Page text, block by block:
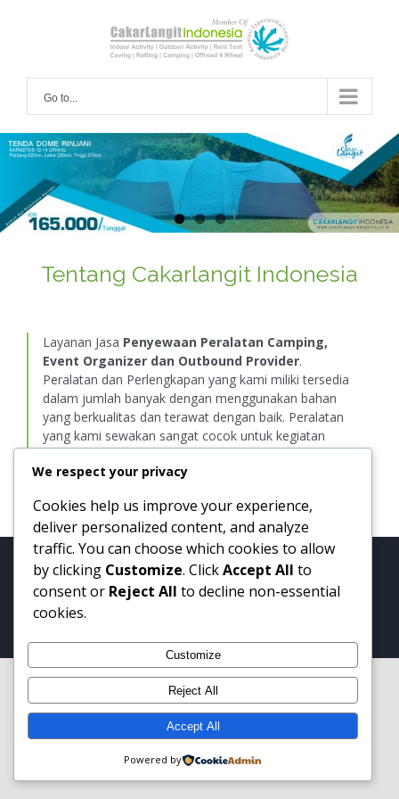
Go to...
Tentang Cakarlangit Indonesia
Layanan Jasa Penyewaan Peralatan Camping,
Event Organizer dan Outbound Provider.
Peralatan dan Perlengkapan yang kami miliki tersedia
dalam jumlah banyak dengan menggunakan bahan
yang berkualitas dan terawat dengan baik. Peralatan
yang kami sewakan sangat cocok untuk kegiatan
seperti : Camping baik perorangan maupun
rombongan, Jambore, Outbound Training, Touring,
Copyright 2012 - 2020Cakarlangit Indonesia| All Rights
Reserved
We respect your privacy
Cookies help us improve your experience,
deliver personalized content, and analyze
traffic. You can choose which cookies to allow
by clicking Customize. ClickAccept All to
consent or Reject All to decline non-essential
cookies.
Customize
Reject All
Accept All
Powered by